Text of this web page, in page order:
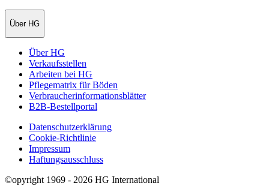
Über HG
Über HG
Verkaufsstellen
Arbeiten bei HG
Pflegematrix für Böden
Verbraucherinformationsblätter
B2B-Bestellportal
Datenschutzerklärung
Cookie-Richtlinie
Impressum
Haftungsausschluss
©opyright 1969 - 2026 HG International